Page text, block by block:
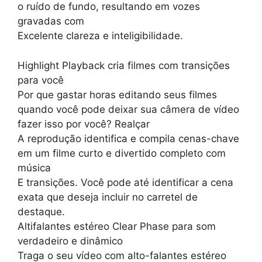
o ruído de fundo, resultando em vozes
gravadas com
Excelente clareza e inteligibilidade.
Highlight Playback cria filmes com transições
para você
Por que gastar horas editando seus filmes
quando você pode deixar sua câmera de vídeo
fazer isso por você? Realçar
A reprodução identifica e compila cenas-chave
em um filme curto e divertido completo com
música
E transições. Você pode até identificar a cena
exata que deseja incluir no carretel de
destaque.
Altifalantes estéreo Clear Phase para som
verdadeiro e dinâmico
Traga o seu vídeo com alto-falantes estéreo